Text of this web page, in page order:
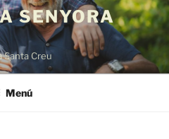
SENYORA
Santa Creu
Menú